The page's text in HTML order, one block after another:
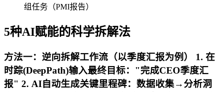
组任务（PMI报告）
5种AI赋能的科学拆解法
方法一：逆向拆解工作流（以季度汇报为例） 1. 在
时踪(DeepPath)输入最终目标："完成CEO季度汇
报" 2. AI自动生成关键里程碑：数据收集→分析洞